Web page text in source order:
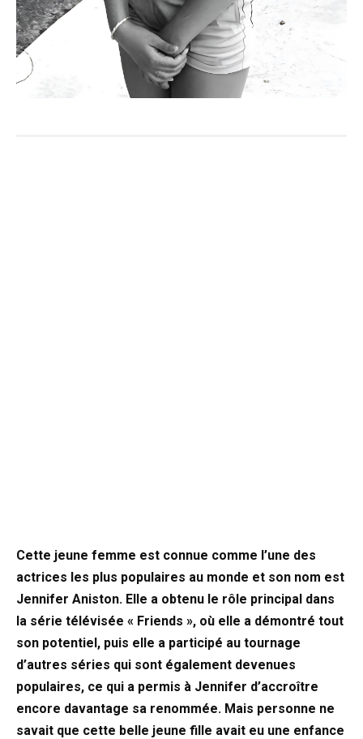
Cette jeune femme est connue comme l’une des
actrices les plus populaires au monde et son nom est
Jennifer Aniston. Elle a obtenu le rôle principal dans
la série télévisée « Friends », où elle a démontré tout
son potentiel, puis elle a participé au tournage
d’autres séries qui sont également devenues
populaires, ce qui a permis à Jennifer d’accroître
encore davantage sa renommée. Mais personne ne
savait que cette belle jeune fille avait eu une enfance